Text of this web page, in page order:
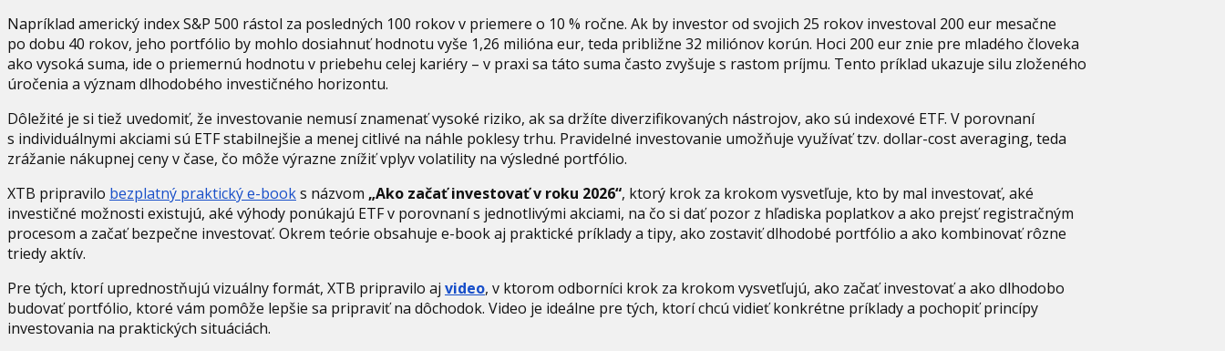
Napríklad americký index S&P 500 rástol za posledných 100 rokov v priemere o 10 % ročne. Ak by investor od svojich 25 rokov investoval 200 eur mesačne
po dobu 40 rokov, jeho portfólio by mohlo dosiahnuť hodnotu vyše 1,26 milióna eur, teda približne 32 miliónov korún. Hoci 200 eur znie pre mladého človeka
ako vysoká suma, ide o priemernú hodnotu v priebehu celej kariéry – v praxi sa táto suma často zvyšuje s rastom príjmu. Tento príklad ukazuje silu zloženého
úročenia a význam dlhodobého investičného horizontu.
Dôležité je si tiež uvedomiť, že investovanie nemusí znamenať vysoké riziko, ak sa držíte diverzifikovaných nástrojov, ako sú indexové ETF. V porovnaní
s individuálnymi akciami sú ETF stabilnejšie a menej citlivé na náhle poklesy trhu. Pravidelné investovanie umožňuje využívať tzv. dollar-cost averaging, teda
zrážanie nákupnej ceny v čase, čo môže výrazne znížiť vplyv volatility na výsledné portfólio.
XTB pripravilo bezplatný praktický e-books názvom „Ako začať investovať v roku 2026“, ktorý krok za krokom vysvetľuje, kto by mal investovať, aké
investičné možnosti existujú, aké výhody ponúkajú ETF v porovnaní s jednotlivými akciami, na čo si dať pozor z hľadiska poplatkov a ako prejsť registračným
procesom a začať bezpečne investovať. Okrem teórie obsahuje e-book aj praktické príklady a tipy, ako zostaviť dlhodobé portfólio a ako kombinovať rôzne
triedy aktív.
Pre tých, ktorí uprednostňujú vizuálny formát, XTB pripravilo aj video, v ktorom odborníci krok za krokom vysvetľujú, ako začať investovať a ako dlhodobo
budovať portfólio, ktoré vám pomôže lepšie sa pripraviť na dôchodok. Video je ideálne pre tých, ktorí chcú vidieť konkrétne príklady a pochopiť princípy
investovania na praktických situáciách.